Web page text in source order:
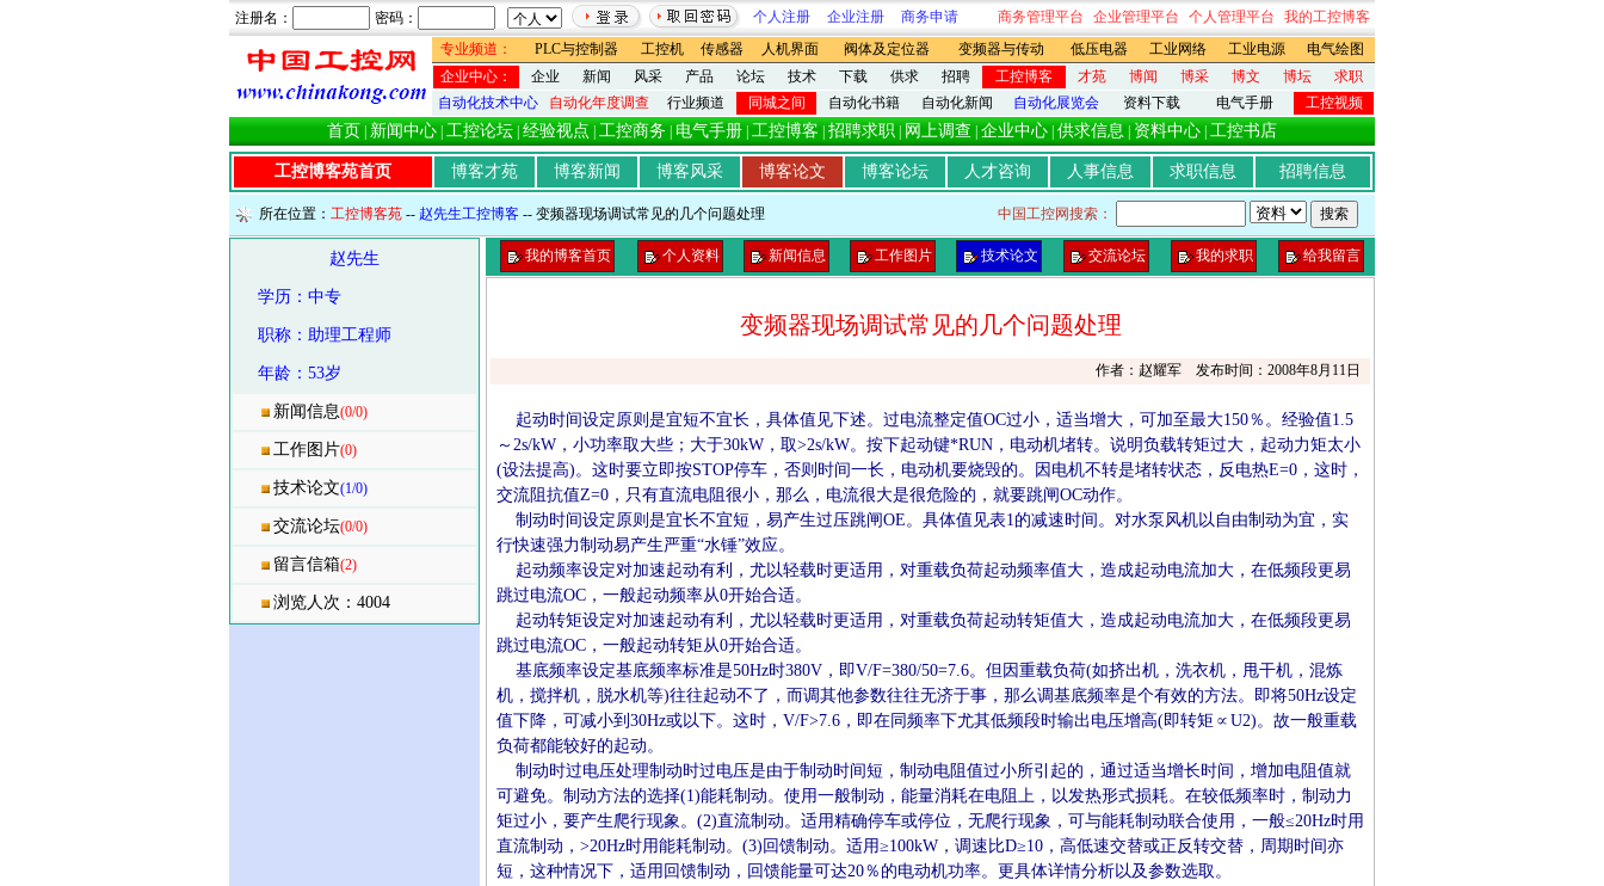
注册名： 密码： 个人注册 企业注册 商务申请 商务管理平台 企业管理平台 个人管理平台
我的工控博客
专业频道：
PLC与控制器 工控机 传感器 人机界面 阀体及定位器 变频器与传动 低压电器 工业网络 工业电源
电气绘图
企业中心：
企业 新闻 风采 产品 论坛 技术 下载 供求 招聘 工控博客 才苑 博闻 博采 博文 博坛
求职
自动化技术中心
自动化年度调查 行业频道 同城之间 自动化书籍 自动化新闻 自动化展览会 资料下载 电气手册 工控视频
首页 新闻中心 工控论坛 经验视点 工控商务 电气手册 工控博客 招聘求职 网上调查 企业中心 供求信息 资料中心 工控书店
工控博客苑首页 博客才苑 博客新闻 博客风采 博客论文 博客论坛 人才咨询 人事信息 求职信息 招聘信息
所在位置： 工控博客苑 -- 赵先生工控博客 -- 变频器现场调试常见的几个问题处理 中国工控网搜索：
赵先生
学历：中专
职称：助理工程师
年龄：53岁
新闻信息(0/0)
工作图片(0)
技术论文(1/0)
交流论坛(0/0)
留言信箱(2)
浏览人次：4004
我的博客首页 个人资料 新闻信息 工作图片 技术论文 交流论坛 我的求职 给我留言
变频器现场调试常见的几个问题处理
作者：赵耀军 发布时间：2008年8月11日
起动时间设定原则是宜短不宜长，具体值见下述。过电流整定值OC过小，适当增大，可加至最大150％。经验值1.5
～2s/kW，小功率取大些；大于30kW，取>2s/kW。按下起动键*RUN，电动机堵转。说明负载转矩过大，起动力矩太小
(设法提高)。这时要立即按STOP停车，否则时间一长，电动机要烧毁的。因电机不转是堵转状态，反电热E=0，这时，
交流阻抗值Z=0，只有直流电阻很小，那么，电流很大是很危险的，就要跳闸OC动作。
制动时间设定原则是宜长不宜短，易产生过压跳闸OE。具体值见表1的减速时间。对水泵风机以自由制动为宜，实
行快速强力制动易产生严重“水锤”效应。
起动频率设定对加速起动有利，尤以轻载时更适用，对重载负荷起动频率值大，造成起动电流加大，在低频段更易
跳过电流OC，一般起动频率从0开始合适。
起动转矩设定对加速起动有利，尤以轻载时更适用，对重载负荷起动转矩值大，造成起动电流加大，在低频段更易
跳过电流OC，一般起动转矩从0开始合适。
基底频率设定基底频率标准是50Hz时380V，即V/F=380/50=7.6。但因重载负荷(如挤出机，洗衣机，甩干机，混炼
机，搅拌机，脱水机等)往往起动不了，而调其他参数往往无济于事，那么调基底频率是个有效的方法。即将50Hz设定
值下降，可减小到30Hz或以下。这时，V/F>7.6，即在同频率下尤其低频段时输出电压增高(即转矩∝U2)。故一般重载
负荷都能较好的起动。
制动时过电压处理制动时过电压是由于制动时间短，制动电阻值过小所引起的，通过适当增长时间，增加电阻值就
可避免。制动方法的选择(1)能耗制动。使用一般制动，能量消耗在电阻上，以发热形式损耗。在较低频率时，制动力
矩过小，要产生爬行现象。(2)直流制动。适用精确停车或停位，无爬行现象，可与能耗制动联合使用，一般≤20Hz时用
直流制动，>20Hz时用能耗制动。(3)回馈制动。适用≥100kW，调速比D≥10，高低速交替或正反转交替，周期时间亦
短，这种情况下，适用回馈制动，回馈能量可达20％的电动机功率。更具体详情分析以及参数选取。